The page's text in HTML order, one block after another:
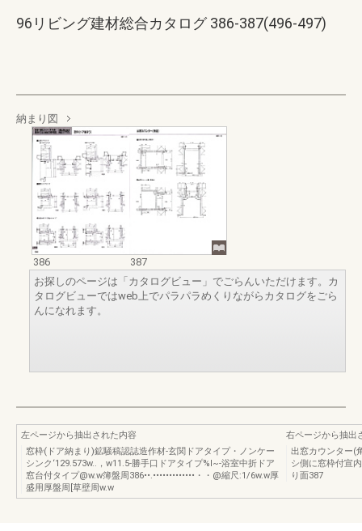
96リビング建材総合カタログ 386-387(496-497)
納まり図
386
387
お探しのページは「カタログビュー」でごらんいただけます。カ
タログビューではweb上でパラパラめくりながらカタログをごら
んになれます。
左ページから抽出された内容
窓枠(ドア納まり)鉱騒稿認誌造作材-玄関ドアタイプ・ノンケー
シンク‘129.573w..，w11.5-勝手口ドアタイプ%I~-浴室中折ドア
窓台付タイプ@w.w簿盤周386••.•••••••••••••・・@縮尺:1/6w.w厚
盛用厚盤周[草壁周w.w
右ページから抽出
出窓カウンター(
シ側に窓枠付宣
り面387